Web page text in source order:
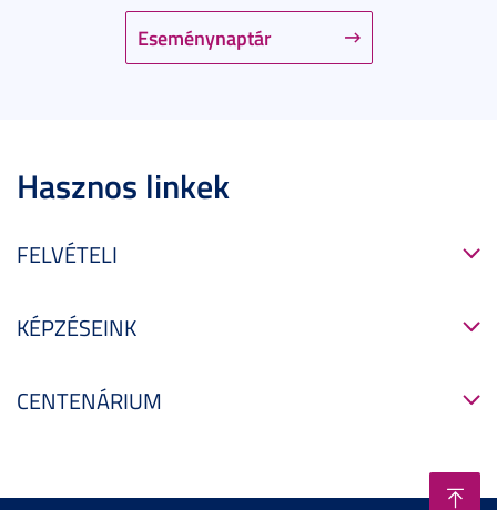
Eseménynaptár
Hasznos linkek
FELVÉTELI
KÉPZÉSEINK
CENTENÁRIUM